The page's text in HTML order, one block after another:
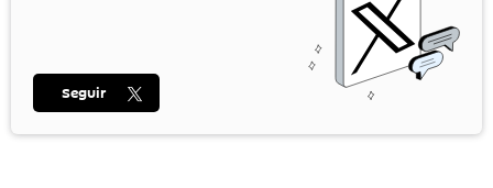
Seguir